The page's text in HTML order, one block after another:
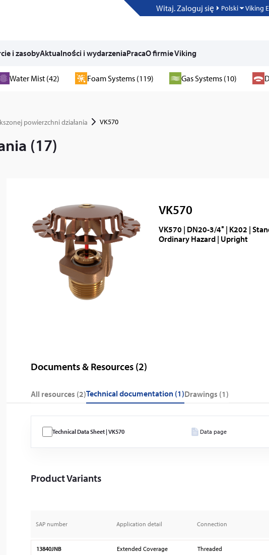
Witaj. Zaloguj się Polski Viking
i zasobyAktualności i wydarzeniaPracaO firmie Viking
Water Mist (42) Foam Systems (119) Gas Systems (10)
powierzchni działania VK570
(17)
VK570
VK570 | DN20-3/4″ | K202 |
Ordinary Hazard | Upright
Documents & Resources (2)
All resources (2) technical documentation (1) drawings (1)
Technical Data Sheet | VK570 Data page
Product Variants
SAP number Application detail Connection
13840JNB Extended Coverage Threaded